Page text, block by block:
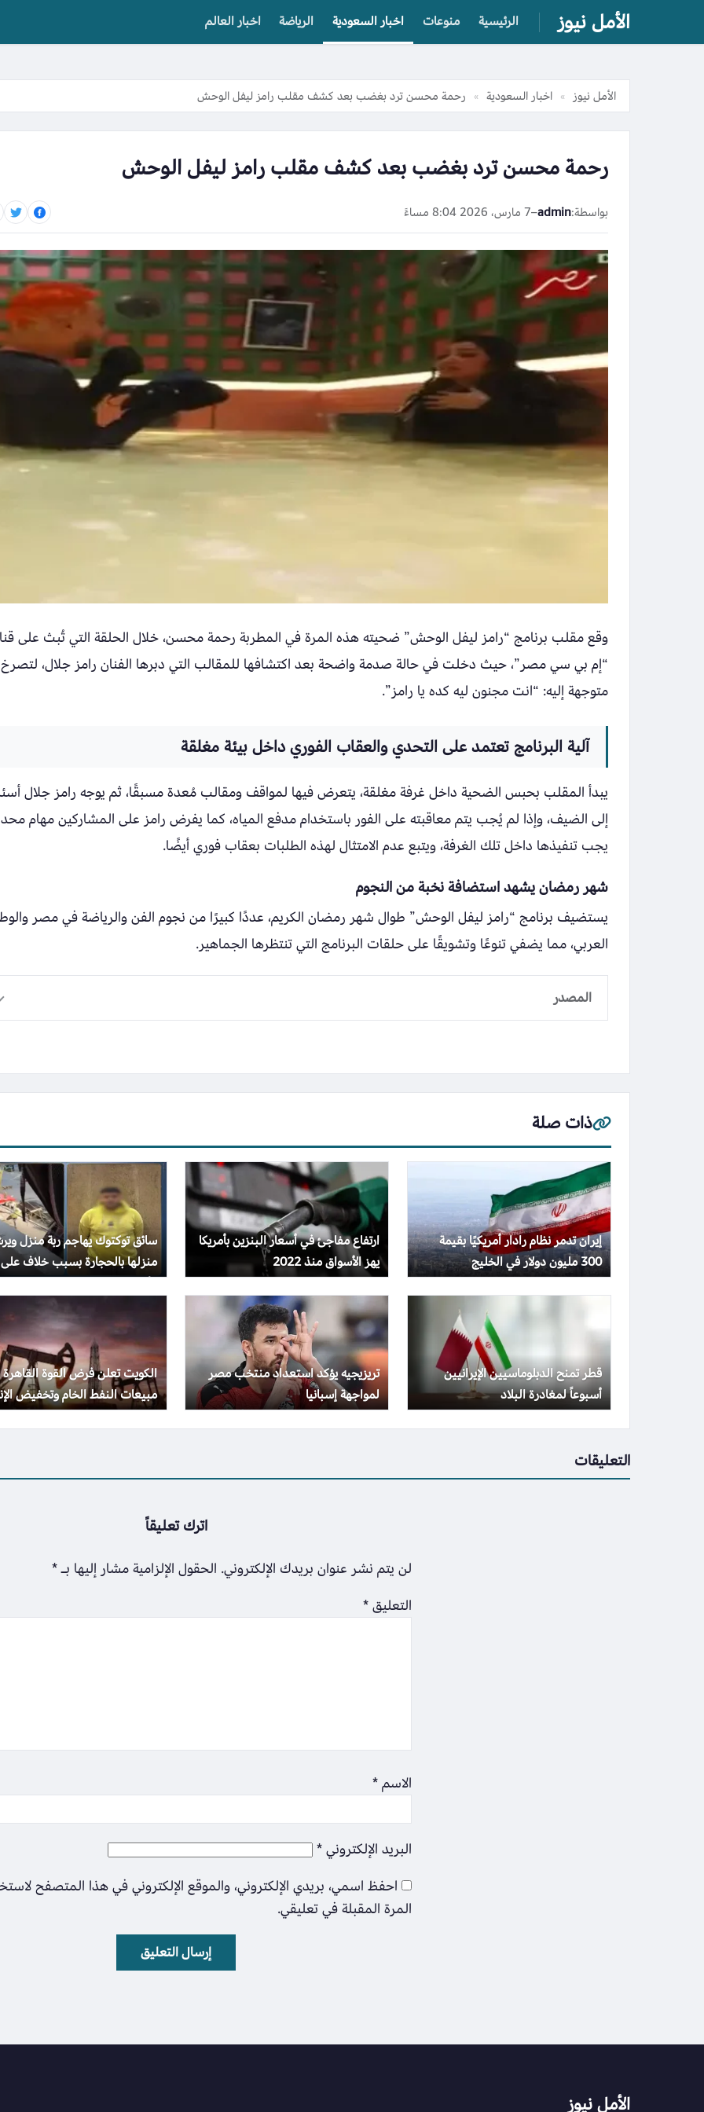
الأمل نيوز الرئيسية منوعات اخبار السعودية الرياضة اخبار العالم
الأمل نيوز » اخبار السعودية » رحمة محسن ترد بغضب بعد كشف مقلب رامز ليفل الوحش
رحمة محسن ترد بغضب بعد كشف مقلب رامز ليفل الوحش
بواسطة:admin
–7 مارس، 2026 8:04 مساءً
وقع مقلب برنامج “رامز ليفل الوحش” ضحيته هذه المرة في المطربة رحمة محسن، خلال الحلقة التي تُبث على
“إم بي سي مصر”، حيث دخلت في حالة صدمة واضحة بعد اكتشافها للمقالب التي دبرها الفنان رامز جلال، لتصرخ
متوجهة إليه: “انت مجنون ليه كده يا رامز”.
آلية البرنامج تعتمد على التحدي والعقاب الفوري داخل بيئة مغلقة
يبدأ المقلب بحبس الضحية داخل غرفة مغلقة، يتعرض فيها لمواقف ومقالب مُعدة مسبقًا، ثم يوجه رامز جلال
إلى الضيف، وإذا لم يُجب يتم معاقبته على الفور باستخدام مدفع المياه، كما يفرض رامز على المشاركين مهام
يجب تنفيذها داخل تلك الغرفة، ويتبع عدم الامتثال لهذه الطلبات بعقاب فوري أيضًا.
شهر رمضان يشهد استضافة نخبة من النجوم
يستضيف برنامج “رامز ليفل الوحش” طوال شهر رمضان الكريم، عددًا كبيرًا من نجوم الفن والرياضة في مصر
العربي، مما يضفي تنوعًا وتشويقًا على حلقات البرنامج التي تنتظرها الجماهير.
المصدر
ذات صلة
إيران تدمر نظام رادار أمريكيًا بقيمة
300 مليون دولار في الخليج
ارتفاع مفاجئ في أسعار البنزين بأمريكا
يهز الأسواق منذ 2022
سائق توكتوك يهاجم ربة منزل
منزلها بالحجارة بسبب خلاف على
الأجرة
قطر تمنح الدبلوماسيين الإيرانيين
أسبوعاً لمغادرة البلاد
تريزيجيه يؤكد استعداد منتخب مصر
لمواجهة إسبانيا
الكويت تعلن فرض القوة
مبيعات النفط الخام وتخفيض
بسبب الحرب
التعليقات
اترك تعليقاً
لن يتم نشر عنوان بريدك الإلكتروني. الحقول الإلزامية مشار إليها بـ*
التعليق*
الاسم*
البريد الإلكتروني*
احفظ اسمي، بريدي الإلكتروني، والموقع الإلكتروني في هذا المتصفح
المرة المقبلة في تعليقي.
الأمل نيوز